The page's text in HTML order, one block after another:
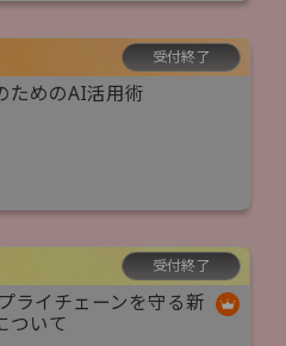
受付終了
ためのAI活用術
受付終了
ライチェーンを守る新
ついて